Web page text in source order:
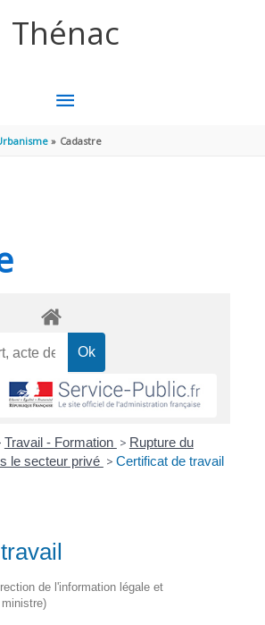
Thénac
MENU
PRINCIPAL
Cadastre
Travail - Formation > Rupture du
le secteur privé > Certificat de travail
de l'information légale et